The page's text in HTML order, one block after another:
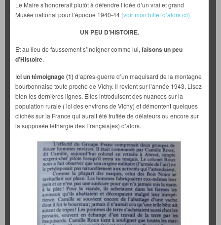
Le Maire s’honorerait plutôt à défendre l’idée d’un vrai et grand
Musée national pour l’époque 1940-44 (voir mon billet d’alors ici).
UN PEU D’HISTOIRE.
Et au lieu de faussement s’indigner comme lui, faisons un peu
d’Histoire.
Ici un témoignage(1)d’après-guerre d’un maquisard de la montagne
bourbonnaise toute proche de Vichy. Il revient sur l’année 1943. Lisez
bien les dernières lignes. Elles introduisent des nuances sur la
population rurale ( ici des environs de Vichy) et démontent quelques
clichés sur la France qui aurait été truffée de délateurs ou encore sur
la supposée léthargie des Français(es) d’alors.